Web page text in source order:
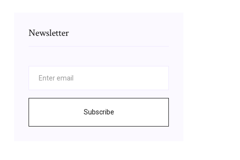
Newsletter
Subscribe